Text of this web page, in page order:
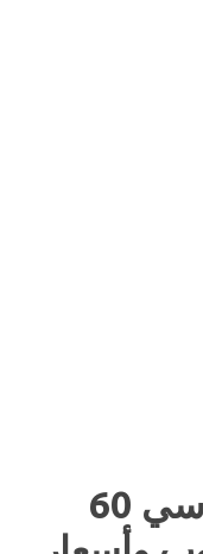
سيارة فولفو اكس سي 60